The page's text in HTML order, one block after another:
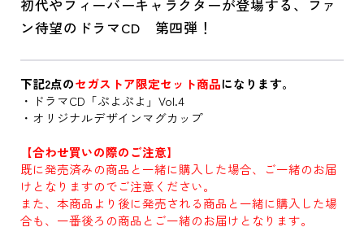
初代やフィーバーキャラクターが登場する、ファ
ン待望のドラマCD 第四弾！
下記2点のセガストア限定セット商品になります。
・ドラマCD「ぷよぷよ」Vol.4
・オリジナルデザインマグカップ
【合わせ買いの際のご注意】
既に発売済みの商品と一緒に購入した場合、ご一緒のお届
けとなりますのでご注意ください。
また、本商品より後に発売される商品と一緒に購入した場
合も、一番後ろの商品とご一緒のお届けとなります。